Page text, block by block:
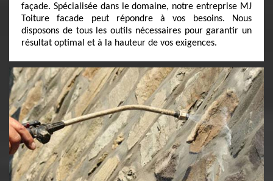
façade. Spécialisée dans le domaine, notre entreprise MJ
Toiture facade peut répondre à vos besoins. Nous
disposons de tous les outils nécessaires pour garantir un
résultat optimal et à la hauteur de vos exigences.